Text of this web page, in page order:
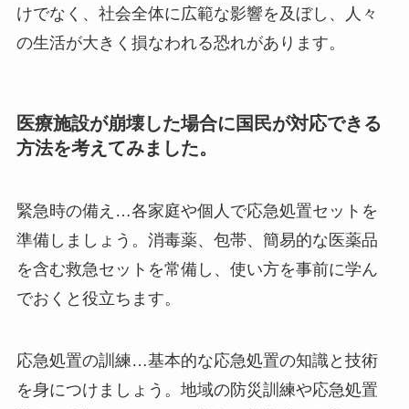
けでなく、社会全体に広範な影響を及ぼし、人々
の生活が大きく損なわれる恐れがあります。
医療施設が崩壊した場合に国民が対応できる
方法を考えてみました。
緊急時の備え…各家庭や個人で応急処置セットを
準備しましょう。消毒薬、包帯、簡易的な医薬品
を含む救急セットを常備し、使い方を事前に学ん
でおくと役立ちます。
応急処置の訓練…基本的な応急処置の知識と技術
を身につけましょう。地域の防災訓練や応急処置